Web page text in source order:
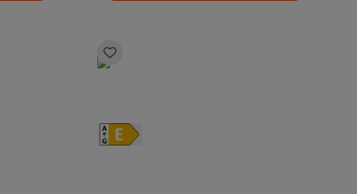
AirTags & traceurs GPS